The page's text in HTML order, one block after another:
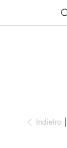
Indietro